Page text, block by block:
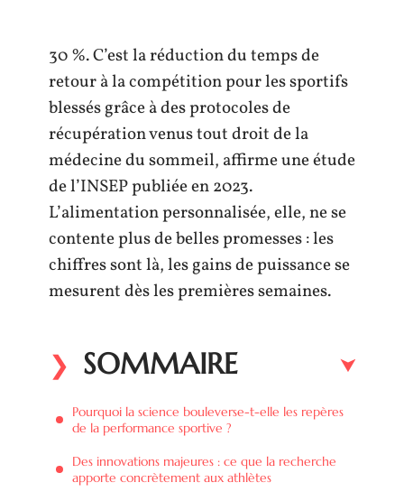
30 %. C’est la réduction du temps de
retour à la compétition pour les sportifs
blessés grâce à des protocoles de
récupération venus tout droit de la
médecine du sommeil, affirme une étude
de l’INSEP publiée en 2023.
L’alimentation personnalisée, elle, ne se
contente plus de belles promesses : les
chiffres sont là, les gains de puissance se
mesurent dès les premières semaines.
SOMMAIRE
Pourquoi la science bouleverse-t-elle les repères
de la performance sportive ?
Des innovations majeures : ce que la recherche
apporte concrètement aux athlètes